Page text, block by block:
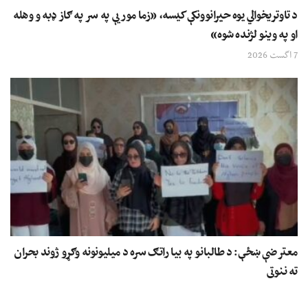
د تاوتریخوالي یوه حیرانوونکې کیسه، «زما مور یې په سر په ګاز ډبه و وهله
او په وینو لژنده شوه»
7 اگست 2026
معترضې ښځې: د طالبانو په بیا راتګ سره د میلیونونه وګړو ژوند بحران
ته ننوتی